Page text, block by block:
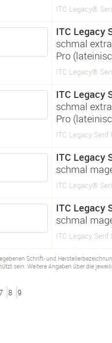
ITC Legacy®
ITC Legacy
schmal
Pro
ITC Legacy®
ITC Legacy
schmal
Pro
ITC Legacy Serif
ITC Legacy
schmal
ITC Legacy®
ITC Legacy
schmal
ITC Legacy Serif
Schrift- und
sein. Weitere Angaben über die
8 9